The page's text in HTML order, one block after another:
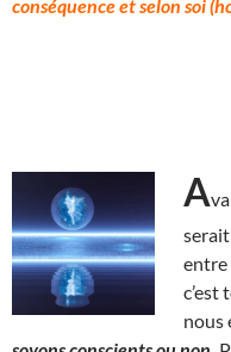
conséquence et selon soi
A
entre
c’est
nous